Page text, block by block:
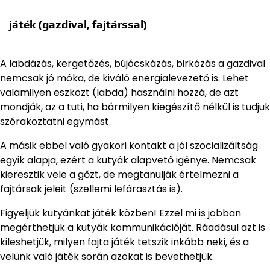
játék (gazdival, fajtárssal)
A labdázás, kergetőzés, bújócskázás, birkózás a gazdival
nemcsak jó móka, de kiváló energialevezető is. Lehet
valamilyen eszközt (labda) használni hozzá, de azt
mondják, az a tuti, ha bármilyen kiegészítő nélkül is tudjuk
szórakoztatni egymást.
A másik ebbel való gyakori kontakt a jól szocializáltság
egyik alapja, ezért a kutyák alapvető igénye. Nemcsak
kieresztik vele a gőzt, de megtanulják értelmezni a
fajtársak jeleit (szellemi lefárasztás is).
Figyeljük kutyánkat játék közben! Ezzel mi is jobban
megérthetjük a kutyák kommunikációját. Ráadásul azt is
kileshetjük, milyen fajta játék tetszik inkább neki, és a
velünk való játék során azokat is bevethetjük.